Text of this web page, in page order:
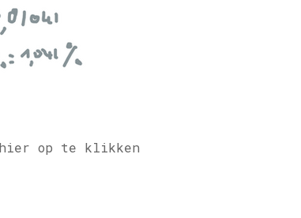
op te klikken